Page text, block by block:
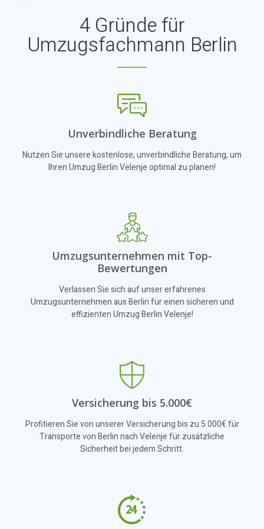
4 Gründe für
Umzugsfachmann Berlin
Unverbindliche Beratung
Nutzen Sie unsere kostenlose, unverbindliche Beratung, um
Ihren Umzug Berlin Velenje optimal zu planen!
Umzugsunternehmen mit Top-
Bewertungen
Verlassen Sie sich auf unser erfahrenes
Umzugsunternehmen aus Berlin für einen sicheren und
effizienten Umzug Berlin Velenje!
Versicherung bis 5.000€
Profitieren Sie von unserer Versicherung bis zu 5.000€ für
Transporte von Berlin nach Velenje für zusätzliche
Sicherheit bei jedem Schritt.